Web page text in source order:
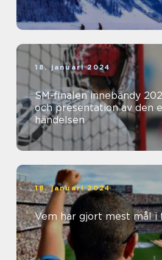
18. januari 2024
SM-finalen innebandy
och presentation av den
händelsen
18. januari 2024
Vem har gjort mest mål